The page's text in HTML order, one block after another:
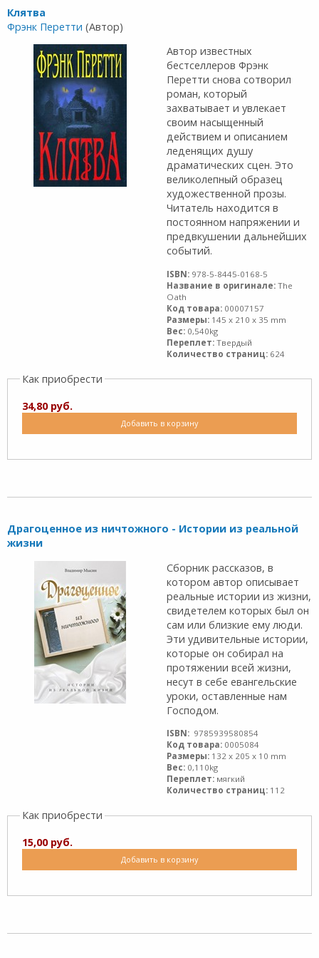
Клятва
Фрэнк Перетти (Автор)
Автор известных
бестселлеров Фрэнк
Перетти снова сотворил
роман, который
захватывает и увлекает
своим насыщенный
действием и описанием
леденящих душу
драматических сцен. Это
великолепный образец
художественной прозы.
Читатель находится в
постоянном напряжении и
предвкушении дальнейших
событий.
ISBN: 978-5-8445-0168-5
Название в оригинале: The
Oath
Код товара: 00007157
Размеры: 145 x 210 x 35 mm
Вес: 0,540kg
Переплет: Твердый
Количество страниц: 624
Как приобрести
34,80 руб.
Добавить в корзину
Драгоценное из ничтожного - Истории из реальной
жизни
Сборник рассказов, в
котором автор описывает
реаль­ные истории из жизни,
свидетелем которых был он
сам или близкие ему люди.
Эти удивительные истории,
которые он собирал на
протяжении всей жизни,
несут в себе евангель­ские
уроки, оставленные нам
Господом.
ISBN: 9785939580854
Код товара: 0005084
Размеры: 132 x 205 x 10 mm
Вес: 0,110kg
Переплет: мягкий
Количество страниц: 112
Как приобрести
15,00 руб.
Добавить в корзину